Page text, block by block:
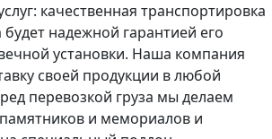
качественная транспортировка
будет надежной гарантией его
установки. Наша компания
своей продукции в любой
перевозкой груза мы делаем
и мемориалов и